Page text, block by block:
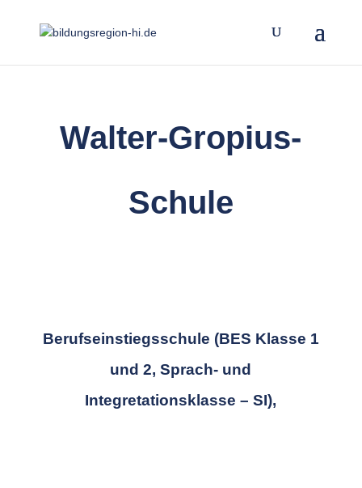
Walter-Gropius-
Schule
Berufseinstiegsschule (BES Klasse 1
und 2, Sprach- und
Integretationsklasse – SI),